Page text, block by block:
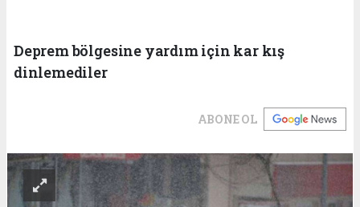
Deprem bölgesine yardım için kar kış
dinlemediler
ABONE OL